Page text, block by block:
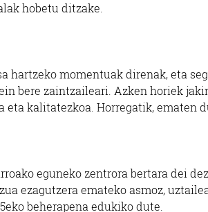
hobetu ditzake.
hartzeko momentuak direnak, eta
bere zaintzaileari. Azken horiek
eta kalitatezkoa. Horregatik, ematen
eguneko zentrora bertara dei
ezagutzera emateko asmoz,
beherapena edukiko dute.